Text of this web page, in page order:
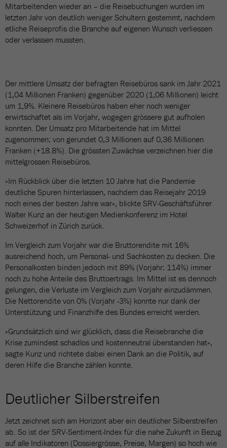
Mitarbeitenden wieder an – die Reisebuchungen wurden im
letzten Jahr von deutlich weniger Schultern gestemmt, nachdem
etliche Reiseprofis die Branche auf eigenen Wunsch verliessen
oder verlassen mussten.
Der mittlere Umsatz der befragten Reisebüros sank im Jahr 2021
(1,04 Millionen Franken) gegenüber 2020 (1,06 Millionen) leicht
um 1,9%. Kleinere Reisebüros haben eher noch weniger
erwirtschaftet als im Vorjahr, wogegen grössere gut aufholen
konnten. Der Umsatz pro Mitarbeitende hat im Mittel
zugenommen: von gerundet 0,3 Millionen auf 0,36 Millionen
Franken (+18.8%). Die grössten Zuwächse verzeichnen hier die
mittelgrossen Reisebüros.
«Im Rückblick über die letzten 10 Jahre hat die Pandemie
deutliche Spuren hinterlassen, nachdem das Reisejahr 2019
noch eines der besten Jahre war», blickte SRV-Geschäftsführer
Walter Kunz an der heutigen Medienkonferenz im Hotel
Schweizerhof in Zürich zurück.
Im Vergleich zum Vorjahr war die Bruttorendite mit 16%
ausreichend hoch, um Personal- und Sachkosten zu decken. Die
Personalkosten binden jedoch mit 89% (Vorjahr: 114%) immer
noch zu hohe Anteile des Bruttoertrags. Im Mittel ist es dennoch
gelungen, die Verluste im Vergleich zum Vorjahr einzudämmen.
Die Nettorendite von 0% (Vorjahr -3%) konnte nur dank der
Unterstützung und Finanzhilfe des Bundes erreicht werden.
«Grundsätzlich sind wir glücklich, dass die Reisebranche die
Krise zumindest schadlos und kostenneutral überstanden hat»,
sagte Kunz und richtete dabei einen Dank an die Politik, auf
deren Hilfe die Branche zählen konnte.
Deutlicher Silberstreifen
Jetzt zeichnet sich am Horizont aber ein deutlicher Silberstreifen
ab. So ist der SRV-Sentiment-Index für die nahe Zukunft in Bezug
auf alle Indikatoren (Dossiergrösse, Preise, Margen) so hoch wie